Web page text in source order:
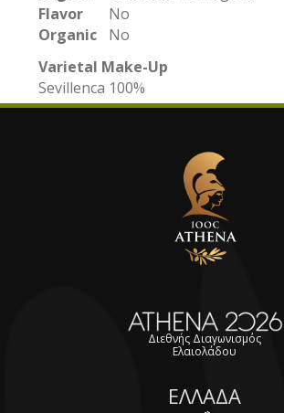
Flavor
No
Organic
No
Varietal Make-Up
Sevillenca 100%
Διεθνής Διαγωνισμός
Ελαιολάδου
ΕΛΛΑΔΑ